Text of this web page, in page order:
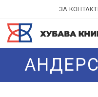
ЗА